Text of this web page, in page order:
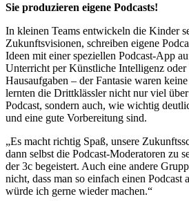
Sie produzieren eigene Podcasts!
In kleinen Teams entwickeln die Kinder
Zukunftsvisionen, schreiben eigene
Ideen mit einer speziellen Podcast-App
Unterricht per Künstliche Intelligenz oder
Hausaufgaben – der Fantasie waren
lernten die Drittklässler nicht nur viel
Podcast, sondern auch, wie wichtig
und eine gute Vorbereitung sind.
„Es macht richtig Spaß, unsere
dann selbst die Podcast-Moderatoren zu
der 3c begeistert. Auch eine andere
nicht, dass man so einfach einen Podcast
würde ich gerne wieder machen.“